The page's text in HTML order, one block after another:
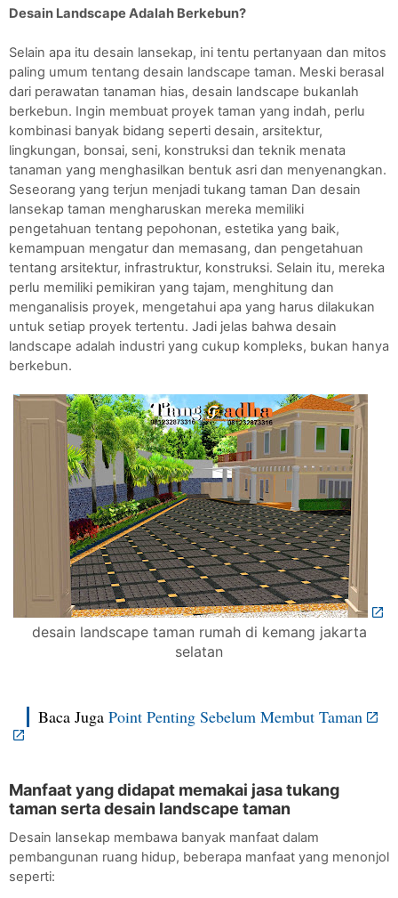
Desain Landscape Adalah Berkebun?
Selain apa itu desain lansekap, ini tentu pertanyaan dan mitos
paling umum tentang desain landscape taman. Meski berasal
dari perawatan tanaman hias, desain landscape bukanlah
berkebun. Ingin membuat proyek taman yang indah, perlu
kombinasi banyak bidang seperti desain, arsitektur,
lingkungan, bonsai, seni, konstruksi dan teknik menata
tanaman yang menghasilkan bentuk asri dan menyenangkan.
Seseorang yang terjun menjadi tukang taman Dan desain
lansekap taman mengharuskan mereka memiliki
pengetahuan tentang pepohonan, estetika yang baik,
kemampuan mengatur dan memasang, dan pengetahuan
tentang arsitektur, infrastruktur, konstruksi. Selain itu, mereka
perlu memiliki pemikiran yang tajam, menghitung dan
menganalisis proyek, mengetahui apa yang harus dilakukan
untuk setiap proyek tertentu. Jadi jelas bahwa desain
landscape adalah industri yang cukup kompleks, bukan hanya
berkebun.
desain landscape taman rumah di kemang jakarta
selatan
Baca Juga Point Penting Sebelum Membut Taman
Manfaat yang didapat memakai jasa tukang
taman serta desain landscape taman
Desain lansekap membawa banyak manfaat dalam
pembangunan ruang hidup, beberapa manfaat yang menonjol
seperti: